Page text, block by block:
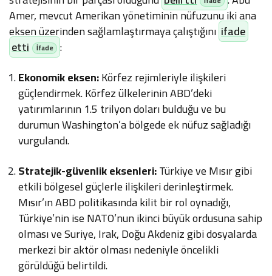
Amer, mevcut Amerikan yönetiminin nüfuzunu iki ana
eksen üzerinden sağlamlaştırmaya çalıştığını ifade
etti
:
Ekonomik eksen:Körfez rejimleriyle ilişkileri
güçlendirmek. Körfez ülkelerinin ABD’deki
yatırımlarının 1.5 trilyon doları bulduğu ve bu
durumun Washington’a bölgede ek nüfuz sağladığı
vurgulandı.
Stratejik-güvenlik eksenleri:Türkiye ve Mısır gibi
etkili bölgesel güçlerle ilişkileri derinleştirmek.
Mısır’ın ABD politikasında kilit bir rol oynadığı,
Türkiye’nin ise NATO’nun ikinci büyük ordusuna sahip
olması ve Suriye, Irak, Doğu Akdeniz gibi dosyalarda
merkezi bir aktör olması nedeniyle öncelikli
görüldüğü belirtildi.